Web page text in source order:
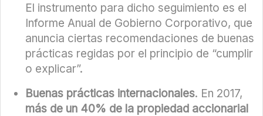
El instrumento para dicho seguimiento es el
Informe Anual de Gobierno Corporativo, que
anuncia ciertas recomendaciones de buenas
prácticas regidas por el principio de “cumplir
o explicar”.
Buenas prácticas internacionales. En 2017,
más de un 40% de la propiedad accionarial